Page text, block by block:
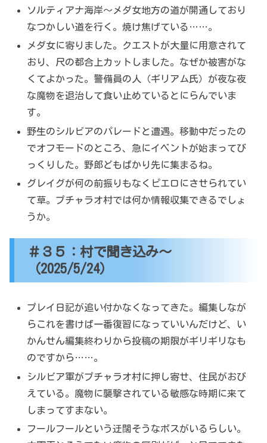
ソルティアナ海岸～メダ女地方の道が開通しており
なつかしい道を行く。焼け焦げている……。
メダ女に寄りました。クエストが大量に用意されて
おり、尺の都合上カットしました。なぜか被害がな
くてよかった。警備員の人（ギリアム氏）が夜な夜
な魔物を退治して食い止めているとにらんでいま
す。
野生のシルビアのパレードと遭遇。移動中だったの
でオフモードのところ、急にイベントが始まってび
っくりした。野郎どもばかり先に集まるね。
グレイグが何の前振りもなくピエロにさせられてい
て草。プチャラオ村では何か情報収集できるでしょ
うか。
＃３５：村で聞き込み～
（2025/5/24）
プレイ日記が追い付かなくなってきた。編集しなが
らこれを書けば一番復習になっていいんだけど、い
かんせん編集終わりから投稿の期限がギリギリなも
のですから……。
シルビア軍がプチャラオ村に押し寄せ、住民がおび
えている。魔物に襲撃されている敏感な時期に来て
しまってすまない。
フールフールという迂闊そうなボスがいるらしい。